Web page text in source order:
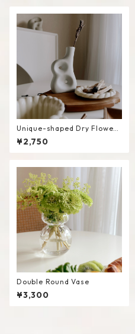
Unique-shaped Dry Flower
Vase #C
¥2,750
Double Round Vase
¥3,300